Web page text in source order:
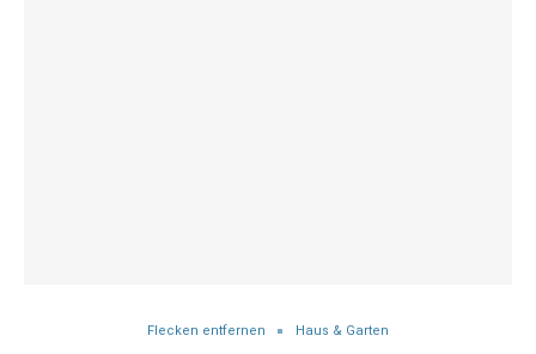
Flecken entfernen Haus & Garten